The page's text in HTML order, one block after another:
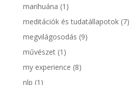
marihuána (1)
meditációk és tudatállapotok(7)
megvilágosodás (9)
művészet(1)
my experience (8)
nlp (1)